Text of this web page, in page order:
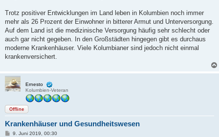
Trotz positiver Entwicklungen im Land leben in Kolumbien noch immer
mehr als 26 Prozent der Einwohner in bitterer Armut und Unterversorgung.
Auf dem Land ist die medizinische Versorgung häufig sehr schlecht oder
auch gar nicht gegeben. In den Großstädten hingegen gibt es durchaus
moderne Krankenhäuser. Viele Kolumbianer sind jedoch nicht einmal
krankenversichert.
Ernesto
Kolumbien-Veteran
Offline
Krankenhäuser und Gesundheitswesen
B9. Juni 2019, 00:30